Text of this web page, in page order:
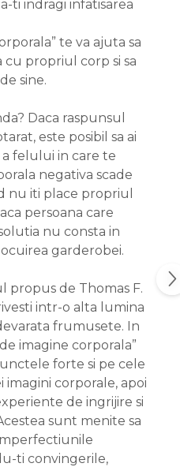
ti indragi infatisarea
te va ajuta sa
propriul corp si sa
sine.
Daca raspunsul
este posibil sa ai
felului in care te
negativa scade
nu iti place propriul
persoana care
nu consta in
garderobei.
de Thomas F.
intr-o alta lumina
frumusete. In
imagine corporala”
forte si pe cele
corporale, apoi
de ingrijire si
sunt menite sa
ti convingerile,